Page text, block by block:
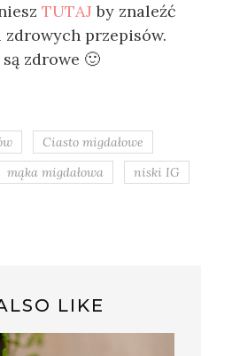
TUTAJ by znaleźć
przepisów.
zdrowe 🙂
Ciasto migdałowe
mąka migdałowa
niski IG
LIKE